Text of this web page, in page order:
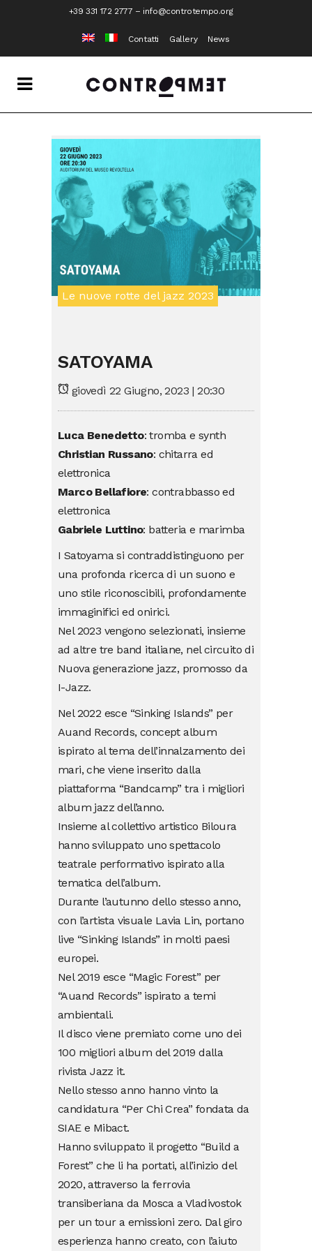
+39 331 172 2777 – info@controtempo.org
Contatti Gallery News
Le nuove rotte del jazz 2023
SATOYAMA
giovedì 22 Giugno, 2023 | 20:30
Luca Benedetto: tromba e synth
Christian Russano: chitarra ed
elettronica
Marco Bellafiore: contrabbasso ed
elettronica
Gabriele Luttino: batteria e marimba
I Satoyama si contraddistinguono per
una profonda ricerca di un suono e
uno stile riconoscibili, profondamente
immaginifici ed onirici.
Nel 2023 vengono selezionati, insieme
ad altre tre band italiane, nel circuito di
Nuova generazione jazz, promosso da
I-Jazz.
Nel 2022 esce “Sinking Islands” per
Auand Records, concept album
ispirato al tema dell’innalzamento dei
mari, che viene inserito dalla
piattaforma “Bandcamp” tra i migliori
album jazz dell’anno.
Insieme al collettivo artistico Biloura
hanno sviluppato uno spettacolo
teatrale performativo ispirato alla
tematica dell’album.
Durante l’autunno dello stesso anno,
con l’artista visuale Lavia Lin, portano
live “Sinking Islands” in molti paesi
europei.
Nel 2019 esce “Magic Forest” per
“Auand Records” ispirato a temi
ambientali.
Il disco viene premiato come uno dei
100 migliori album del 2019 dalla
rivista Jazz it.
Nello stesso anno hanno vinto la
candidatura “Per Chi Crea” fondata da
SIAE e Mibact.
Hanno sviluppato il progetto “Build a
Forest” che li ha portati, all’inizio del
2020, attraverso la ferrovia
transiberiana da Mosca a Vladivostok
per un tour a emissioni zero. Dal giro
esperienza hanno creato, con l’aiuto